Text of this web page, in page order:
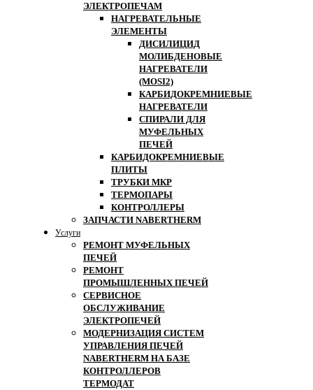
ЭЛЕКТРОПЕЧАМ
НАГРЕВАТЕЛЬНЫЕ
ЭЛЕМЕНТЫ
ДИСИЛИЦИД
МОЛИБДЕНОВЫЕ
НАГРЕВАТЕЛИ
(MOSI2)
КАРБИДОКРЕМНИЕВЫЕ
НАГРЕВАТЕЛИ
СПИРАЛИ ДЛЯ
МУФЕЛЬНЫХ
ПЕЧЕЙ
КАРБИДОКРЕМНИЕВЫЕ
ПЛИТЫ
ТРУБКИ МКР
ТЕРМОПАРЫ
КОНТРОЛЛЕРЫ
ЗАПЧАСТИ NABERTHERM
Услуги
РЕМОНТ МУФЕЛЬНЫХ
ПЕЧЕЙ
РЕМОНТ
ПРОМЫШЛЕННЫХ ПЕЧЕЙ
СЕРВИСНОЕ
ОБСЛУЖИВАНИЕ
ЭЛЕКТРОПЕЧЕЙ
МОДЕРНИЗАЦИЯ СИСТЕМ
УПРАВЛЕНИЯ ПЕЧЕЙ
NABERTHERM НА БАЗЕ
КОНТРОЛЛЕРОВ
ТЕРМОДАТ